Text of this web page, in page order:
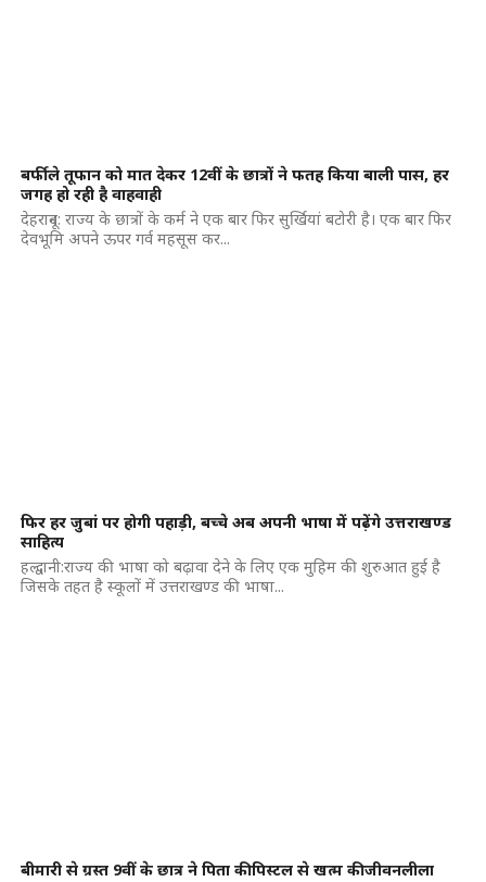
बर्फीले तूफान को मात देकर 12वीं के छात्रों ने फतह किया बाली पास, हर
जगह हो रही है वाहवाही
देहरादून: राज्य के छात्रों के कर्म ने एक बार फिर सुर्खियां बटोरी है। एक बार फिर
देवभूमि अपने ऊपर गर्व महसूस कर...
फिर हर जुबां पर होगी पहाड़ी, बच्चे अब अपनी भाषा में पढ़ेंगे उत्तराखण्ड
साहित्य
हल्द्वानी:राज्य की भाषा को बढ़ावा देने के लिए एक मुहिम की शुरुआत हुई है
जिसके तहत है स्कूलों में उत्तराखण्ड की भाषा...
बीमारी से ग्रस्त 9वीं के छात्र ने पिता की पिस्टल से खत्म की जीवनलीला